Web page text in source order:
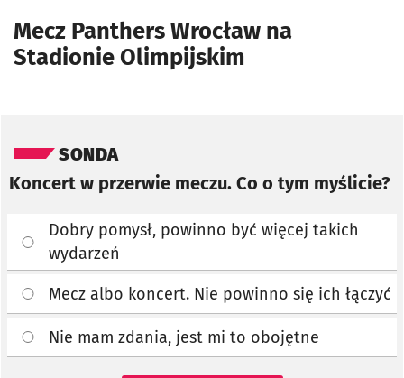
Mecz Panthers Wrocław na
Stadionie Olimpijskim
SONDA
Koncert w przerwie meczu. Co o tym myślicie?
Dobry pomysł, powinno być więcej takich
wydarzeń
Mecz albo koncert. Nie powinno się ich łączyć
Nie mam zdania, jest mi to obojętne